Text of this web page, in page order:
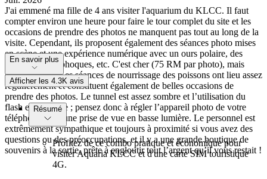
J'ai emmené ma fille de 4 ans visiter l'aquarium du KLCC. Il faut
compter environ une heure pour faire le tour complet du site et les
occasions de prendre des photos ne manquent pas tout au long de la
visite. Cependant, ils proposent également des séances photo mises
en scène et une expérience numérique avec un ours polaire, des
manchots, des phoques, etc. C'est cher (75 RM par photo), mais
c'est amusant. Les séances de nourrissage des poissons ont lieu assez
régulièrement et constituent également de belles occasions de
prendre des photos. Le tunnel est assez sombre et l’utilisation du
flash est interdite ; pensez donc à régler l’appareil photo de votre
téléphone pour une prise de vue en basse lumière. Le personnel est
extrêmement sympathique et toujours à proximité si vous avez des
questions ou des préoccupations, et il y a une grande boutique de
souvenirs à la sortie, prête à engloutir tout l’argent qu’il vous restait !
En savoir plus
Afficher les 4.3K avis
Résumé
Profitez de ce combo pratique et économique pour
visiter Aquaria KLCC et d'une carte SIM touristique
4G.